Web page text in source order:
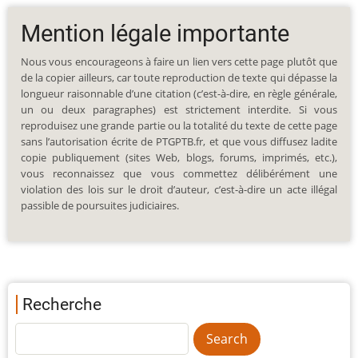
Mention légale importante
Nous vous encourageons à faire un lien vers cette page plutôt que
de la copier ailleurs, car toute reproduction de texte qui dépasse la
longueur raisonnable d’une citation (c’est-à-dire, en règle générale,
un ou deux paragraphes) est strictement interdite. Si vous
reproduisez une grande partie ou la totalité du texte de cette page
sans l’autorisation écrite de PTGPTB.fr, et que vous diffusez ladite
copie publiquement (sites Web, blogs, forums, imprimés, etc.),
vous reconnaissez que vous commettez délibérément une
violation des lois sur le droit d’auteur, c’est-à-dire un acte illégal
passible de poursuites judiciaires.
Recherche